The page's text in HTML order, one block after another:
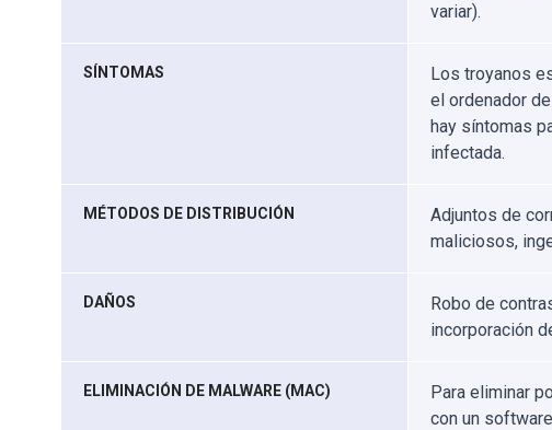
variar).
SÍNTOMAS
Los troyanos
el ordenador
hay síntomas
infectada.
MÉTODOS DE DISTRIBUCIÓN
Adjuntos de
maliciosos,
DAÑOS
Robo de
incorporación
ELIMINACIÓN DE MALWARE (MAC)
Para eliminar
con un